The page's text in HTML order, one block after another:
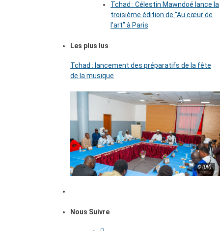
Tchad : Célestin Mawndoé lance la
troisième édition de ‘’Au cœur de
l’art’’ à Paris
Les plus lus
Tchad : lancement des préparatifs de la fête
de la musique
© (DR)
Nous Suivre